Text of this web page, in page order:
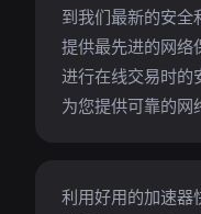
到我们最新的安全
提供最先进的网络
进行在线交易时的
为您提供可靠的网
利用好用的加速器